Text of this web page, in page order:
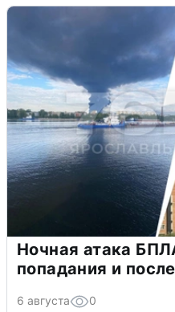
Ночная атака
попадания и
6 августа 0